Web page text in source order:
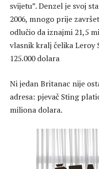
svijetu”. Denzel je svoj
2006, mnogo prije
odlučio da iznajmi 21,5
vlasnik kralj čelika Leroy
125.000 dolara
Ni jedan Britanac nije
adresa: pjevač Sting
miliona dolara.